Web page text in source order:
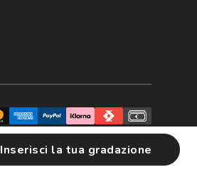
Inserisci la tua gradazione